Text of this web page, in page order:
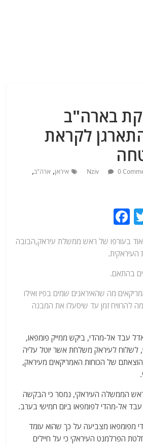
בארה"ב
לקראת
Nziv 0 איראן, ארה"ב,
T
itt
er
c
e
b
o
o
k
בעורפו של ראש ממשלת עיראק,הבובה
בהתאם.
מה שהאיראנים שמים בפיו ואילו
להרוויח זמן עד שיסעלו את המבנה
עבד אל-מהדי, ביקש ממייק פומפאו,
לשלוח לעיראק משלחת אשר יוטל עליה
של הכוחות האמריקאים מעיראק,
הממשלה העיראקי, נמסר כי הבקשה
עבד אל-מהדי לפומפאו ביום חמישי בערב.
מפומפאו מצביעה על כך שהוא עומד
הפרלמנט העיראקי כי על חיילים